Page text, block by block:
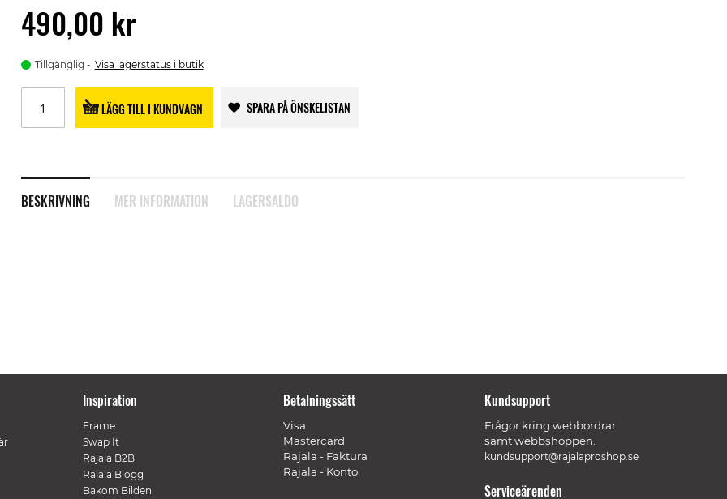
490,00 kr
Tillgänglig Visa lagerstatus i butik
LÄGG TILL I KUNDVAGN SPARA PÅ ÖNSKELISTAN
BESKRIVNING MER INFORMATION LAGERSALDO
Inspiration
Frame
Swap It
Rajala B2B
Rajala Blogg
Bakom Bilden
Betalningssätt
Visa
Mastercard
Rajala - Faktura
Rajala - Konto
Kundsupport
Frågor kring webbordrar
samt webbshoppen.
kundsupport@rajalaproshop.se
Serviceärenden